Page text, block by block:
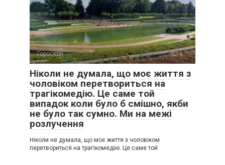
Гороскоп 0
Ніколи не думала, що моє життя з
чоловіком перетвориться на
трагікомедію. Це саме той
випадок коли було б смішно, якби
не було так сумно. Ми на межі
розлучення
Ніколи не думала, що моє життя з чоловіком
перетвориться на трагікомедію. Це саме той